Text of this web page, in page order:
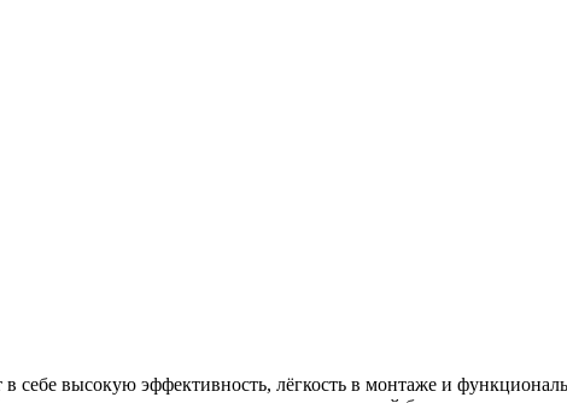
себе высокую эффективность, лёгкость в монтаже и